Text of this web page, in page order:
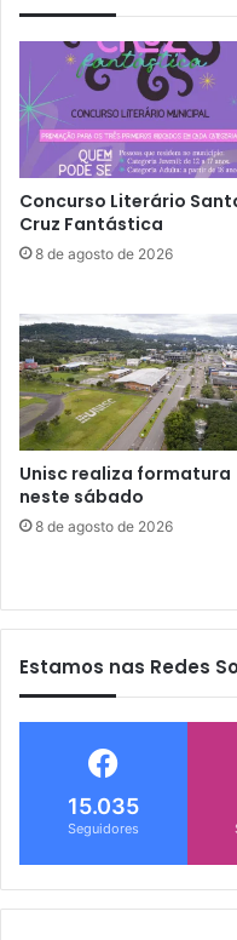
Concurso Literário
Cruz Fantástica
8 de agosto de 2026
Unisc realiza formatura
neste sábado
8 de agosto de 2026
Estamos nas Redes
15.035
Seguidores